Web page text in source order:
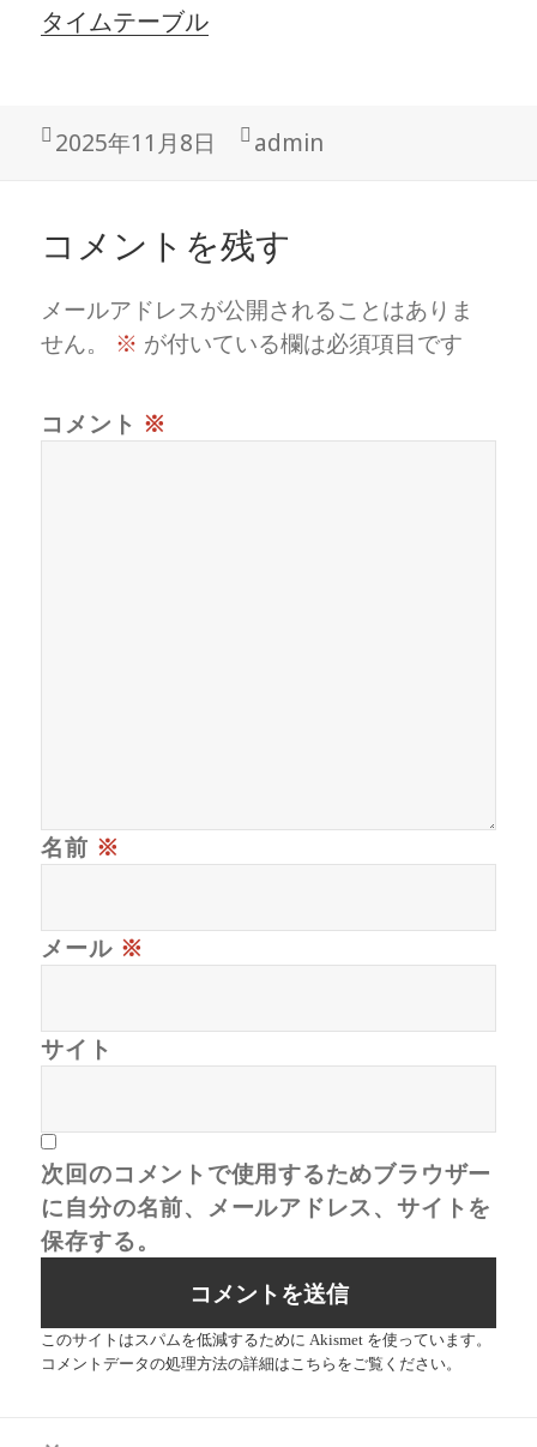
タイムテーブル
投
2025年11月8日
作
admin
コメントを残す
メールアドレスが公開されることはありま
せん。
※ が付いている欄は必須項目です
コメント ※
名前 ※
メール ※
サイト
次回のコメントで使用するためブラウザー
に自分の名前、メールアドレス、サイトを
保存する。
このサイトはスパムを低減するために Akismet を使っています。
コメントデータの処理方法の詳細はこちらをご覧ください。